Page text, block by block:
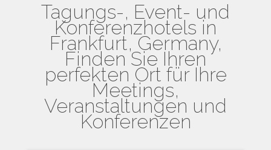
Tagungs-, Event- und
Konferenzhotels in
Frankfurt, Germany,
Finden Sie Ihren
perfekten Ort für Ihre
Meetings,
Veranstaltungen und
Konferenzen